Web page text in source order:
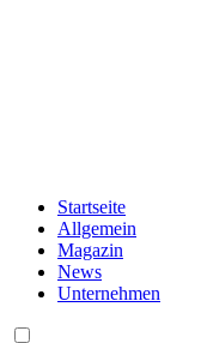
Startseite
Allgemein
Magazin
News
Unternehmen